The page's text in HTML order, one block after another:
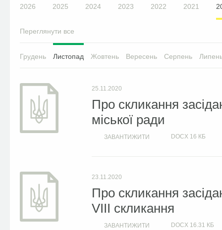
2026 2025 2024 2023 2022 2021
Переглянути все
Грудень Листопад Жовтень Вересень Серпень
25.11.2020
Про скликання
міської ради
ЗАВАНТИЖИТИ DOCX 16 КБ
23.11.2020
Про скликання
VIII скликання
ЗАВАНТИЖИТИ DOCX 16.31 КБ